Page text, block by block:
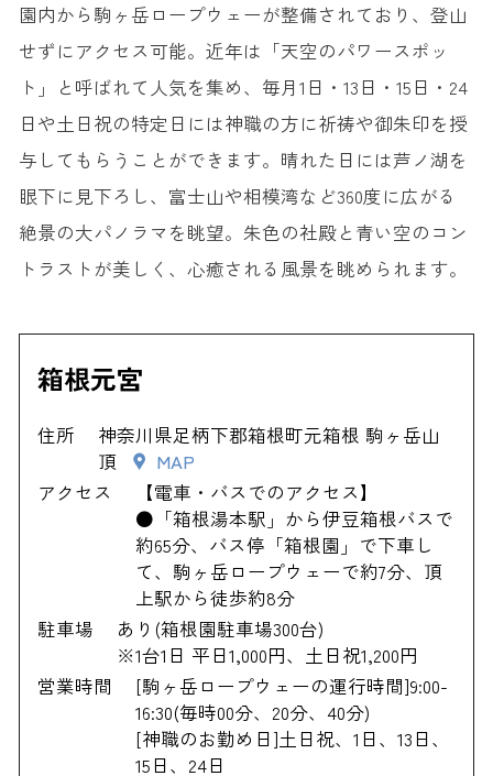
園内から駒ヶ岳ロープウェーが整備されており、登山
せずにアクセス可能。近年は「天空のパワースポッ
ト」と呼ばれて人気を集め、毎月1日・13日・15日・24
日や土日祝の特定日には神職の方に祈祷や御朱印を授
与してもらうことができます。晴れた日には芦ノ湖を
眼下に見下ろし、富士山や相模湾など360度に広がる
絶景の大パノラマを眺望。朱色の社殿と青い空のコン
トラストが美しく、心癒される風景を眺められます。
箱根元宮
住所
神奈川県足柄下郡箱根町元箱根 駒ヶ岳山
頂
MAP
アクセス
【電車・バスでのアクセス】
●「箱根湯本駅」から伊豆箱根バスで
約65分、バス停「箱根園」で下車し
て、駒ヶ岳ロープウェーで約7分、頂
上駅から徒歩約8分
駐車場
あり(箱根園駐車場300台)
※1台1日 平日1,000円、土日祝1,200円
営業時間
[駒ヶ岳ロープウェーの運行時間]9:00-
16:30(毎時00分、20分、40分)
[神職のお勤め日]土日祝、1日、13日、
15日、24日